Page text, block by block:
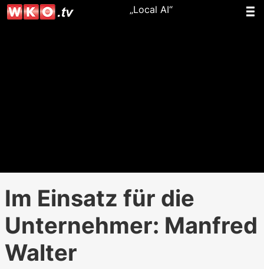
„Local AI“
Im Einsatz für die
Unternehmer: Manfred
Walter